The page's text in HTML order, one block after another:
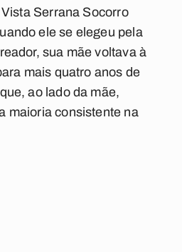
Serrana Socorro
ele se elegeu pela
sua mãe voltava à
mais quatro anos de
ao lado da mãe,
maioria consistente na